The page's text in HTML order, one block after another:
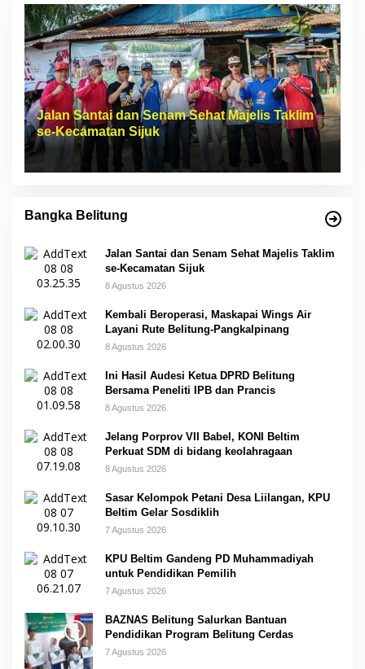
Jalan Santai dan Senam Sehat Majelis Taklim
se-Kecamatan Sijuk
Bangka Belitung
Jalan Santai dan Senam Sehat Majelis Taklim
se-Kecamatan Sijuk
8 Agustus 2026
Kembali Beroperasi, Maskapai Wings Air
Layani Rute Belitung-Pangkalpinang
8 Agustus 2026
Ini Hasil Audesi Ketua DPRD Belitung
Bersama Peneliti IPB dan Prancis
8 Agustus 2026
Jelang Porprov VII Babel, KONI Beltim
Perkuat SDM di bidang keolahragaan
8 Agustus 2026
Sasar Kelompok Petani Desa Liilangan, KPU
Beltim Gelar Sosdiklih
7 Agustus 2026
KPU Beltim Gandeng PD Muhammadiyah
untuk Pendidikan Pemilih
7 Agustus 2026
BAZNAS Belitung Salurkan Bantuan
Pendidikan Program Belitung Cerdas
7 Agustus 2026